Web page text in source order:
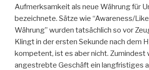
Aufmerksamkeit als neue Währung für
bezeichnete. Sätze wie “Awareness/
Währung” wurden tatsächlich so vor
Klingt in der ersten Sekunde nach dem
kompetent, ist es aber nicht. Zumindest
angestrebte Geschäft ein langfristiges